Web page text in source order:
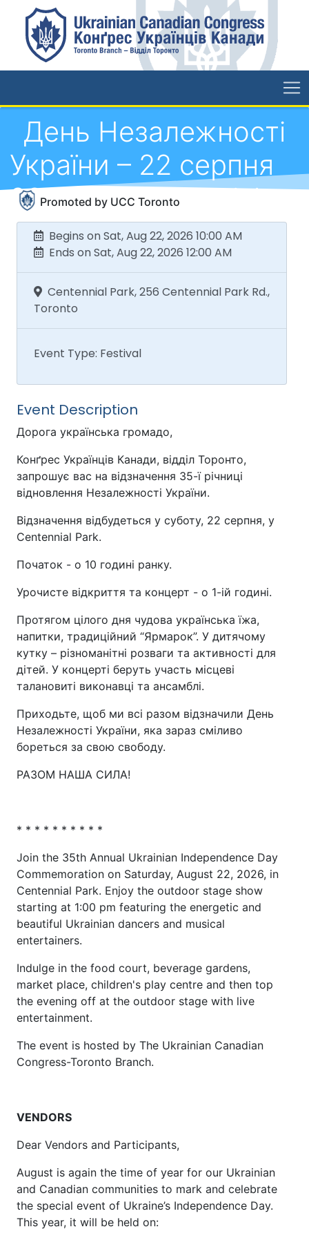
День Незалежності
України – 22 серпня
2026 р., Centennial
Park VENDOR
FORMS
Promoted by UCC Toronto
Begins on Sat, Aug 22, 2026 10:00 AM
Ends on Sat, Aug 22, 2026 12:00 AM
Centennial Park, 256 Centennial Park Rd.,
Toronto
Event Type: Festival
Event Description
Дорога українська громадо,
Конґрес Українців Канади, відділ Торонто,
запрошує вас на відзначення 35-ї річниці
відновлення Незалежності України.
Відзначення відбудеться у суботу, 22 серпня, у
Centennial Park.
Початок - о 10 годині ранку.
Урочисте відкриття та концерт - о 1-ій годині.
Протягом цілого дня чудова українська їжа,
напитки, традиційний “Ярмарок”. У дитячому
кутку – різноманітні розваги та активності для
дітей. У концерті беруть участь місцеві
талановиті виконавці та ансамблі.
Приходьте, щоб ми всі разом відзначили День
Незалежності України, яка зараз сміливо
бореться за свою свободу.
РАЗОМ НАША СИЛА!
* * * * * * * * * *
Join the 35th Annual Ukrainian Independence Day
Commemoration on Saturday, August 22, 2026, in
Centennial Park. Enjoy the outdoor stage show
starting at 1:00 pm featuring the energetic and
beautiful Ukrainian dancers and musical
entertainers.
Indulge in the food court, beverage gardens,
market place, children's play centre and then top
the evening off at the outdoor stage with live
entertainment.
The event is hosted by The Ukrainian Canadian
Congress-Toronto Branch.
VENDORS
Dear Vendors and Participants,
August is again the time of year for our Ukrainian
and Canadian communities to mark and celebrate
the special event of Ukraine’s Independence Day.
This year, it will be held on: